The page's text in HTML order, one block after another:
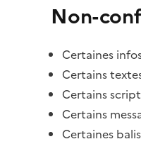
Non-
Certaines
Certains
Certains
Certains
Certaines